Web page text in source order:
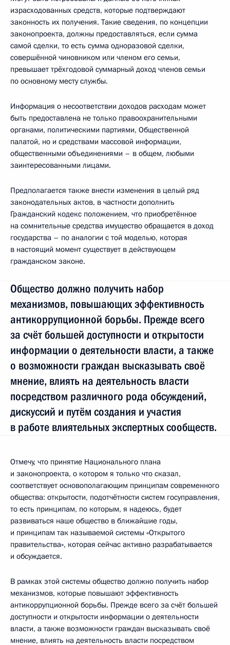
израсходованных средств, которые подтверждают
законность их получения. Такие сведения, по концепции
законопроекта, должны предоставляться, если сумма
самой сделки, то есть сумма одноразовой сделки,
совершённой чиновником или членом его семьи,
превышает трёхгодовой суммарный доход членов семьи
по основному месту службы.
Информация о несоответствии доходов расходам может
быть предоставлена не только правоохранительными
органами, политическими партиями, Общественной
палатой, но и средствами массовой информации,
общественными объединениями – в общем, любыми
заинтересованными лицами.
Предполагается также внести изменения в целый ряд
законодательных актов, в частности дополнить
Гражданский кодекс положением, что приобретённое
на сомнительные средства имущество обращается в доход
государства – по аналогии с той моделью, которая
в настоящий момент существует в действующем
гражданском законе.
Общество должно получить набор
механизмов, повышающих эффективность
антикоррупционной борьбы. Прежде всего
за счёт большей доступности и открытости
информации о деятельности власти, а также
о возможности граждан высказывать своё
мнение, влиять на деятельность власти
посредством различного рода обсуждений,
дискуссий и путём создания и участия
в работе влиятельных экспертных сообществ.
Отмечу, что принятие Национального плана
и законопроекта, о котором я только что сказал,
соответствует основополагающим принципам современного
общества: открытости, подотчётности систем госуправления,
то есть принципам, по которым, я надеюсь, будет
развиваться наше общество в ближайшие годы,
и принципам так называемой системы «Открытого
правительства», которая сейчас активно разрабатывается
и обсуждается.
В рамках этой системы общество должно получить набор
механизмов, которые повышают эффективность
антикоррупционной борьбы. Прежде всего за счёт большей
доступности и открытости информации о деятельности
власти, а также возможности граждан высказывать своё
мнение, влиять на деятельность власти посредством